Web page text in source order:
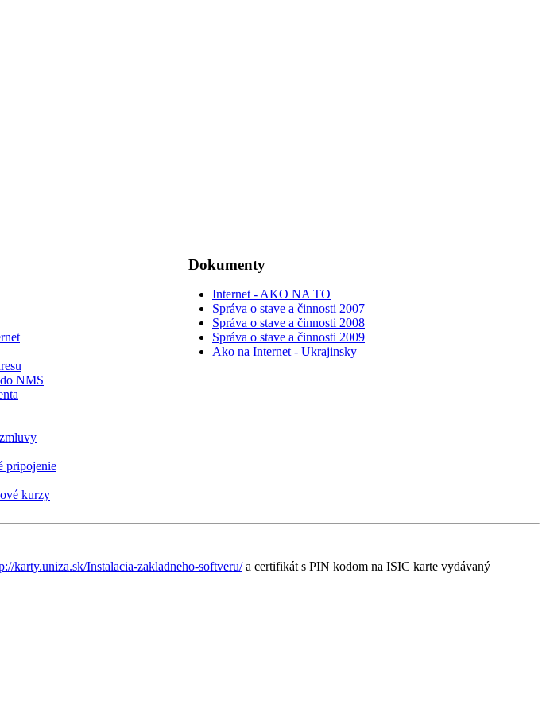
Dokumenty
NMS
pripojenie
kurzy
Internet - AKO NA TO
Správa o stave a činnosti 2007
Správa o stave a činnosti 2008
Správa o stave a činnosti 2009
Ako na Internet - Ukrajinsky
karty.uniza.sk/Instalacia-zakladneho-softveru/a certifikát s PIN kodom na ISIC karte vydávaný